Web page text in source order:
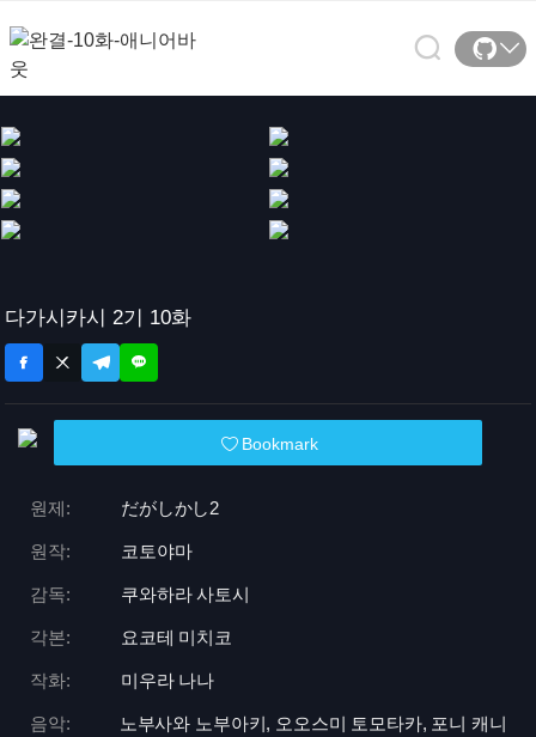
다가시카시 2기 10화
Bookmark
원제: だがしかし2
원작: 코토야마
감독: 쿠와하라 사토시
각본: 요코테 미치코
작화: 미우라 나나
음악: 노부사와 노부아키, 오오스미 토모타카, 포니 캐니